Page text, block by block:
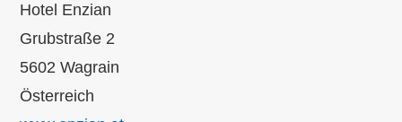
Hotel Enzian
Grubstraße 2
5602 Wagrain
Österreich